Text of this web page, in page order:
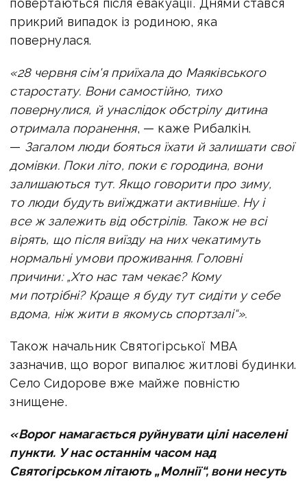
повертаються після евакуації. Днями стався
прикрий випадок із родиною, яка
повернулася.
«28 червня сім'я приїхала до Маяківського
старостату. Вони самостійно, тихо
повернулися, й унаслідок обстрілу дитина
отримала поранення, — каже Рибалкін.
— Загалом люди бояться їхати й залишати свої
домівки. Поки літо, поки є городина, вони
залишаються тут. Якщо говорити про зиму,
то люди будуть виїжджати активніше. Ну і
все ж залежить від обстрілів. Також не всі
вірять, що після виїзду на них чекатимуть
нормальні умови проживання. Головні
причини: „Хто нас там чекає? Кому
ми потрібні? Краще я буду тут сидіти у себе
вдома, ніж жити в якомусь спортзалі“».
Також начальник Святогірської МВА
зазначив, що ворог випалює житлові будинки.
Село Сидорове вже майже повністю
знищене.
«Ворог намагається руйнувати цілі населені
пункти. У нас останнім часом над
Святогірськом літають „Молнії“, вони несуть